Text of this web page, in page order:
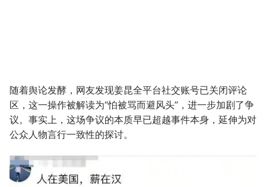
随着舆论发酵，网友发现姜昆全平台社交账号已关闭评论
区，这一操作被解读为“怕被骂而避风头”，进一步加剧了争
议。事实上，这场争议的本质早已超越事件本身，延伸为对
公众人物言行一致性的探讨。